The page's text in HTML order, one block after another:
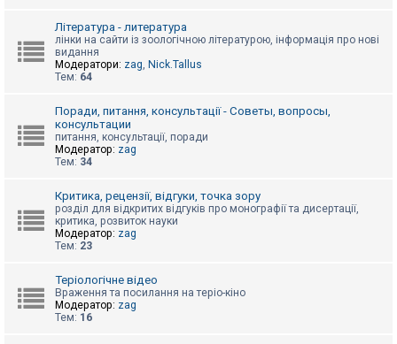
м
о
г
Література - литература
лінки на сайти із зоологічною літературою, інформація про нові
видання
Модератори: zag, Nick.Tallus
Тем: 64
Поради, питання, консультації - Советы, вопросы,
консультации
питання, консультації, поради
Модератор: zag
Тем: 34
Критика, рецензії, відгуки, точка зору
розділ для відкритих відгуків про монографії та дисертації,
критика, розвиток науки
Модератор: zag
Тем: 23
Теріологічне відео
Враження та посилання на теріо-кіно
Модератор: zag
Тем: 16